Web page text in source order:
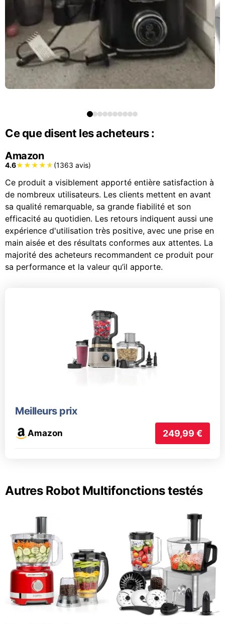
Ce que disent les acheteurs :
Amazon
4.6 (1363 avis)
Ce produit a visiblement apporté entière satisfaction à
de nombreux utilisateurs. Les clients mettent en avant
sa qualité remarquable, sa grande fiabilité et son
efficacité au quotidien. Les retours indiquent aussi une
expérience d'utilisation très positive, avec une prise en
main aisée et des résultats conformes aux attentes. La
majorité des acheteurs recommandent ce produit pour
sa performance et la valeur qu’il apporte.
Meilleurs prix
Amazon 249,99 €
Autres Robot Multifonctions testés